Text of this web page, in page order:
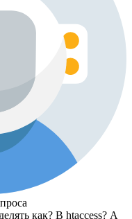
как? В htaccess? А